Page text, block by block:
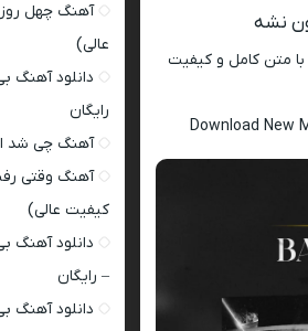
با متن کامل و کیفیت
Download New
آهنگ چهل
عالی)
دانلود آهنگ
رایگان
آهنگ چی شد
آهنگ وقتی
کیفیت عالی)
دانلود آهنگ
– رایگان
دانلود آهنگ